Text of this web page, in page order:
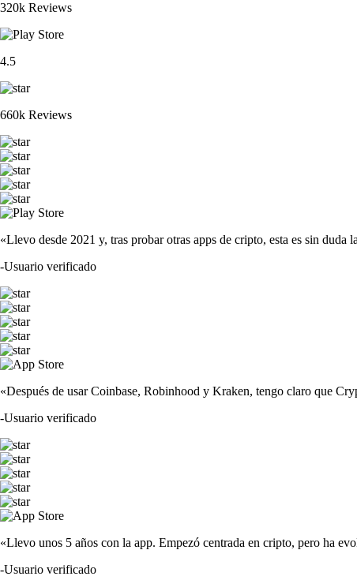
320k Reviews
4.5
660k Reviews
«Llevo desde 2021 y, tras probar otras apps de cripto, esta es sin
-Usuario verificado
«Después de usar Coinbase, Robinhood y Kraken, tengo claro que
-Usuario verificado
«Llevo unos 5 años con la app. Empezó centrada en cripto, pero ha
-Usuario verificado